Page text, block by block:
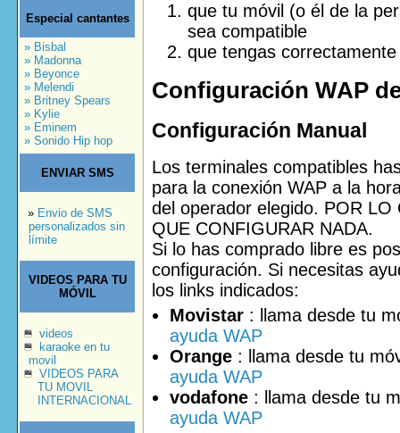
Especial cantantes
» Bisbal
» Madonna
» Beyonce
» Melendi
» Britney Spears
» Kylie
» Eminem
» Sonido Hip hop
ENVIAR SMS
» Envio de SMS
personalizados sin
límite
VIDEOS PARA TU
MÓVIL
videos
karaoke en tu
movil
VIDEOS PARA
TU MOVIL
INTERNACIONAL
que tu móvil (o él de la
sea compatible
que tengas
Configuración WAP
Configuración Manual
Los terminales compatibles
para la conexión WAP a la
del operador elegido. POR
QUE CONFIGURAR NADA.
Si lo has comprado libre es
configuración. Si necesitas
los links indicados:
Movistar : llama desde tu
ayuda WAP
Orange : llama desde tu
ayuda WAP
vodafone : llama desde tu
ayuda WAP